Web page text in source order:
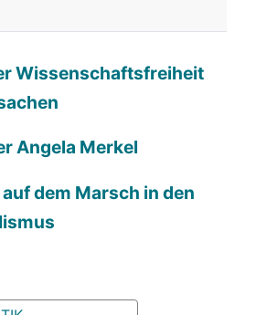
Wissenschaftsfreiheit
Angela Merkel
dem Marsch in den